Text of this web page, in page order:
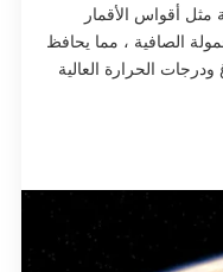
أقواس الأقمار
الصافية ، مما يحافظ
الحرارة العالية